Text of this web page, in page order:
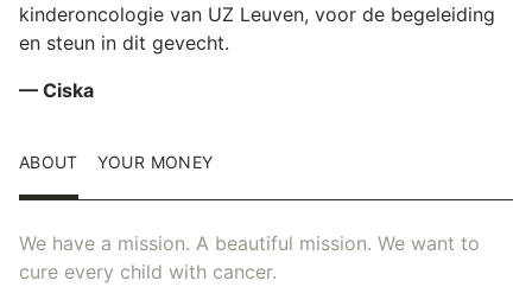
kinderoncologie van UZ Leuven, voor de begeleiding
en steun in dit gevecht.
— Ciska
ABOUT YOUR MONEY
We have a mission. A beautiful mission. We want to
cure every child with cancer.